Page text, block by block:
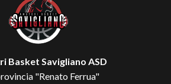
Basket Savigliano ASD
"Renato Ferrua"